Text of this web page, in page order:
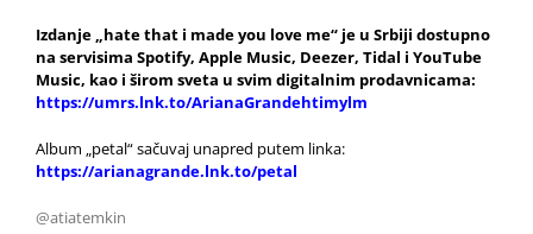
Izdanje „hate that i made you love me“ je u Srbiji dostupno
na servisima Spotify, Apple Music, Deezer, Tidal i YouTube
Music, kao i širom sveta u svim digitalnim prodavnicama:
https://umrs.lnk.to/ArianaGrandehtimylm
Album „petal“ sačuvaj unapred putem linka:
https://arianagrande.lnk.to/petal
@atiatemkin